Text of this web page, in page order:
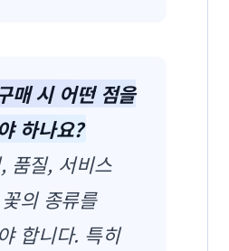
매 시 어떤 점을
하나요?
품질, 서비스
의 종류를
합니다. 특히